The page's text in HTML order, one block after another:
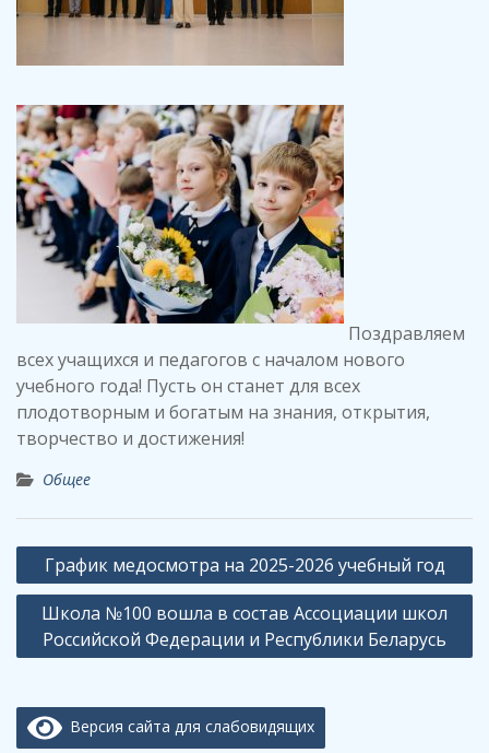
Поздравляем
всех учащихся и педагогов с началом нового
учебного года! Пусть он станет для всех
плодотворным и богатым на знания, открытия,
творчество и достижения!
Общее
Навигация
по
записям
График медосмотра на 2025-2026 учебный год
Школа №100 вошла в состав Ассоциации школ
Российской Федерации и Республики Беларусь
Версия сайта для слабовидящих